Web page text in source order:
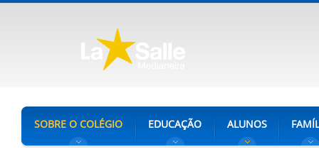
SOBRE O COLÉGIO EDUCAÇÃO ALUNOS